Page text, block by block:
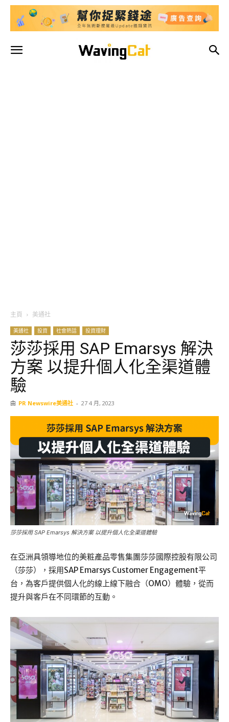
主頁 美通社
美通社 投資 社會熱話 投資理財
莎莎採用 SAP Emarsys 解決
方案 以提升個人化全渠道體
驗
由 PR Newswire美通社 - 27 4 月, 2023
莎莎採用 SAP Emarsys 解決方案 以提升個人化全渠道體驗
在亞洲具領導地位的美粧產品零售集團莎莎國際控股有限公司
（莎莎），採用SAP Emarsys Customer Engagement平
台，為客戶提供個人化的線上線下融合（OMO）體驗，從而
提升與客戶在不同環節的互動。